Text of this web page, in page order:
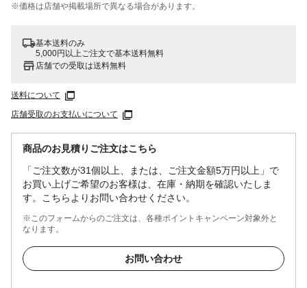
※価格は​店舗や​掲載場所で​異なる​場合が​あります。
基本送料のみ
5,000円以上ご注文で基本送料無料
店舗での受取は送料無料
送料について
店舗受取のお支払いについて
商品のお見積りご注文はこちら
「ご注文数が31個以上、または、ご注文金額5万円以上」で
お買い上げご希望のお客様は、在庫・納期を確認いたしま
す。こちらよりお問い合わせください。
※このフォームからのご注文は、各種ポイントキャンペーン対象外と
なります。
お問い合わせ